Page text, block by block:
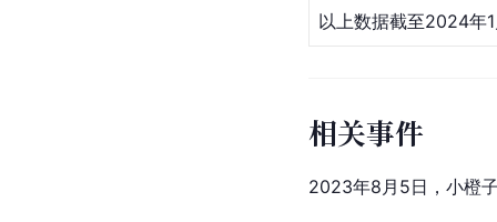
以上数据截至2024年1
相关事件
2023年8月5日，小橙